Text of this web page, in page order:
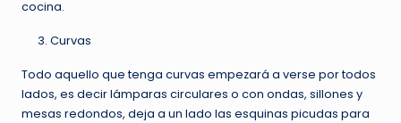
cocina.
Curvas
Todo aquello que tenga curvas empezará a verse por todos
lados, es decir lámparas circulares o con ondas, sillones y
mesas redondos, deja a un lado las esquinas picudas para